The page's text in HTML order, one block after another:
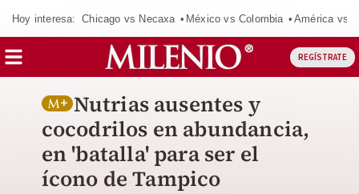
Hoy interesa: Chicago vs Necaxa México vs Colombia América vs
REGÍSTRATE
Nutrias ausentes y
cocodrilos en abundancia,
en 'batalla' para ser el
ícono de Tampico